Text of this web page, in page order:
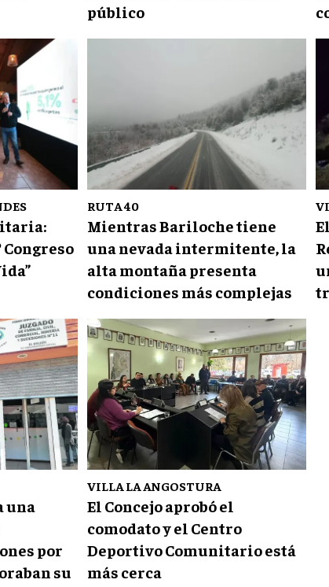
público
RUTA 40
Mientras Bariloche tiene
una nevada intermitente, la
alta montaña presenta
condiciones más complejas
una
por
su
VILLA LA ANGOSTURA
El Concejo aprobó el
comodato y el Centro
Deportivo Comunitario está
más cerca